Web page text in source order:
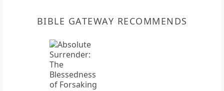
BIBLE GATEWAY RECOMMENDS